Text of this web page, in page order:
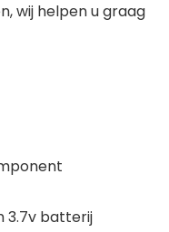
wij helpen u graag
3.7v batterij